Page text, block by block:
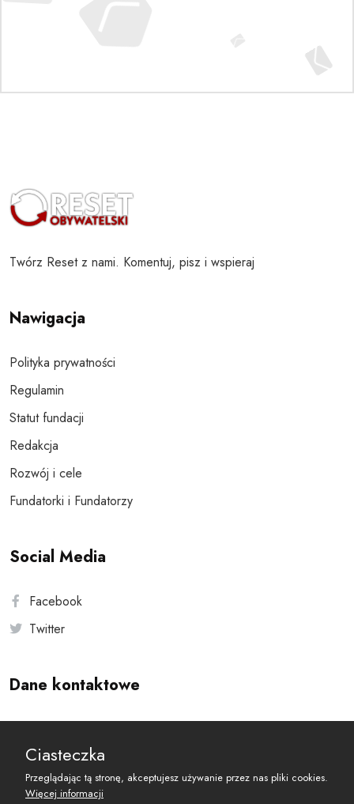
Twórz Reset z nami. Komentuj, pisz i wspieraj
Nawigacja
Polityka prywatności
Regulamin
Statut fundacji
Redakcja
Rozwój i cele
Fundatorki i Fundatorzy
Social Media
Facebook
Twitter
Dane kontaktowe
reset@resetobywatelski.pl
Ciasteczka
Przeglądając tą stronę, akceptujesz używanie przez nas pliki cookies.
Więcej informacji